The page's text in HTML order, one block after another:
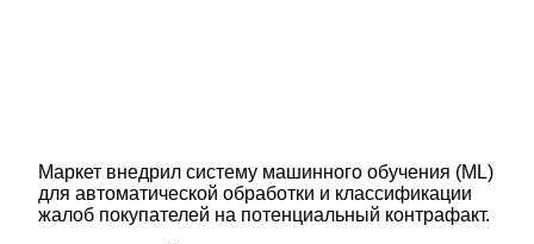
Маркет внедрил систему машинного обучения (ML)
для автоматической обработки и классификации
жалоб покупателей на потенциальный контрафакт.